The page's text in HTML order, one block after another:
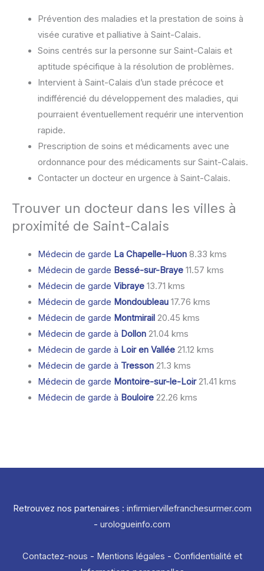
Prévention des maladies et la prestation de soins à
visée curative et palliative à Saint-Calais.
Soins centrés sur la personne sur Saint-Calais et
aptitude spécifique à la résolution de problèmes.
Intervient à Saint-Calais d’un stade précoce et
indifférencié du développement des maladies, qui
pourraient éventuellement requérir une intervention
rapide.
Prescription de soins et médicaments avec une
ordonnance pour des médicaments sur Saint-Calais.
Contacter un docteur en urgence à Saint-Calais.
Trouver un docteur dans les villes à
proximité de Saint-Calais
Médecin de garde La Chapelle-Huon8.33 kms
Médecin de garde Bessé-sur-Braye11.57 kms
Médecin de garde Vibraye13.71 kms
Médecin de garde Mondoubleau17.76 kms
Médecin de garde Montmirail20.45 kms
Médecin de garde à Dollon21.04 kms
Médecin de garde à Loir en Vallée21.12 kms
Médecin de garde à Tresson21.3 kms
Médecin de garde Montoire-sur-le-Loir21.41 kms
Médecin de garde à Bouloire22.26 kms
Retrouvez nos partenaires : infirmiervillefranchesurmer.com
- urologueinfo.com
Contactez-nous - Mentions légales - Confidentialité et